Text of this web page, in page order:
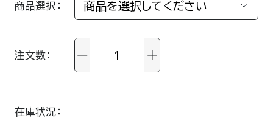
商品選択
注文数
在庫状況